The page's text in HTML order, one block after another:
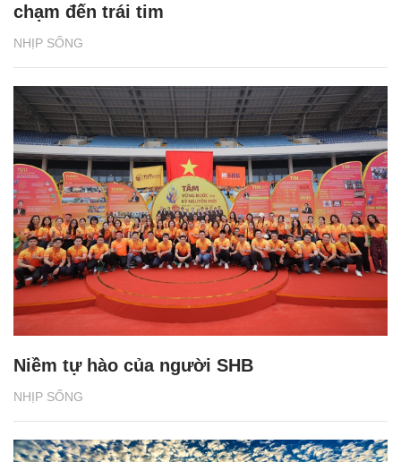
NHỊP SỐNG
chạm đến trái tim
NHỊP SỐNG
Niềm tự hào của người SHB